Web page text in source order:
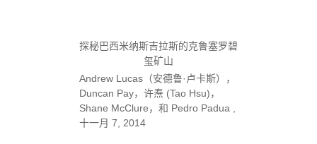
探秘巴西米纳斯吉拉斯的克鲁塞罗碧
玺矿山
Andrew Lucas（安德鲁·卢卡斯），
Duncan Pay，许焘 (Tao Hsu)，
Shane McClure，和 Pedro Padua ,
十一月 7, 2014